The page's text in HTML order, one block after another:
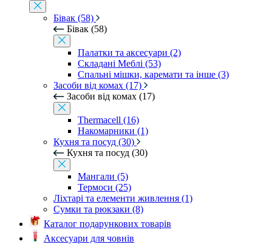
Бівак (58)
Бівак (58)
Палатки та аксесуари (2)
Складані Меблі (53)
Спальні мішки, каремати та інше (3)
Засоби від комах (17)
Засоби від комах (17)
Thermacell (16)
Накомарники (1)
Кухня та посуд (30)
Кухня та посуд (30)
Мангали (5)
Термоси (25)
Ліхтарі та елементи живлення (1)
Сумки та рюкзаки (8)
Каталог подарункових товарів
Аксесуари для човнів